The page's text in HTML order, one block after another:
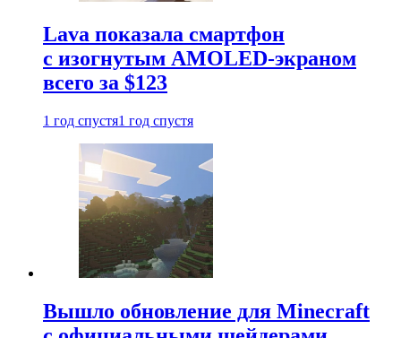
Lava показала смартфон
с изогнутым AMOLED-экраном
всего за $123
1 год спустя1 год спустя
Вышло обновление для Minecraft